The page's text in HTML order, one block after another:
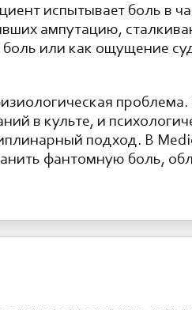
испытывает боль в
ампутацию,
или как ощущение
в культе, и
подход. В
фантомную боль,